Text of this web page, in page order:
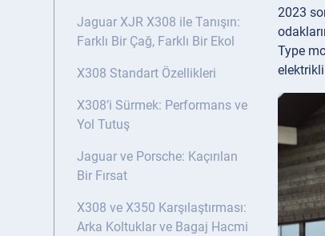
Jaguar XJR X308 ile Tanışın:
Farklı Bir Çağ, Farklı Bir Ekol
X308 Standart Özellikleri
X308’i Sürmek: Performans ve
Yol Tutuş
Jaguar ve Porsche: Kaçırılan
Bir Fırsat
X308 ve X350 Karşılaştırması:
Arka Koltuklar ve Bagaj Hacmi
2023
Type